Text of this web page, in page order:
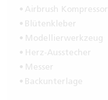
Airbrush Kompressor
Blütenkleber
Modellierwerkzeug
Herz-Ausstecher
Messer
Backunterlage